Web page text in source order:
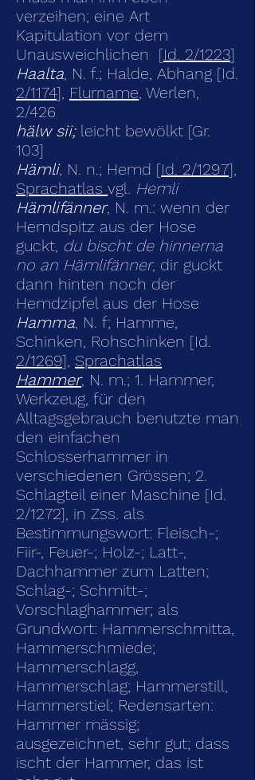
verzeihen; eine Art
Kapitulation vor dem
Unausweichlichen [Id. 2/1223]
Haalta, N. f.; Halde, Abhang [Id.
2/1174], Flurname, Werlen,
2/426
hälw sii;leicht bewölkt [Gr.
103]
Hämli, N. n.; Hemd [Id. 2/1297],
Sprachatlas vgl. Hemli
Hämlifänner, N. m.: wenn der
Hemdspitz aus der Hose
guckt, du bischt de hinnerna
no an Hämlifänner, dir guckt
dann hinten noch der
Hemdzipfel aus der Hose
Hamma, N. f; Hamme,
Schinken, Rohschinken [Id.
2/1269], Sprachatlas
Hammer, N. m.; 1. Hammer,
Werkzeug, für den
Alltagsgebrauch benutzte man
den einfachen
Schlosserhammer in
verschiedenen Grössen; 2.
Schlagteil einer Maschine [Id.
2/1272], in Zss. als
Bestimmungswort: Fleisch-;
Fiir-, Feuer-; Holz-; Latt-,
Dachhammer zum Latten;
Schlag-; Schmitt-;
Vorschlaghammer; als
Grundwort: Hammerschmitta,
Hammerschmiede;
Hammerschlagg,
Hammerschlag; Hammerstill,
Hammerstiel; Redensarten:
Hammer mässig;
ausgezeichnet, sehr gut; dass
ischt der Hammer, das ist